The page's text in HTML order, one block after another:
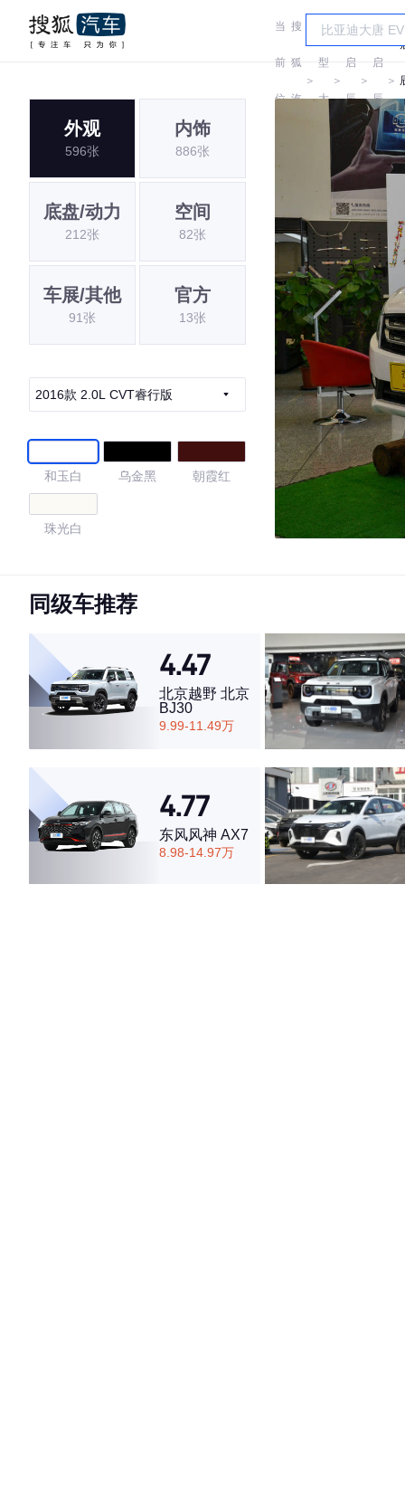
当
前
位
搜
狐
汽
＞
车
型
大
＞
启
辰
＞
启
辰
＞
外观
596张
内饰
886张
底盘/动力
212张
空间
82张
车展/其他
91张
官方
13张
2016款 2.0L CVT睿行版
和玉白 乌金黑 朝霞红
珠光白
4.64
·外观表现一般，低于78%同级车
·内饰表现一般，低于81%同级车
·空间表现较为优秀，优于72%同级车
同级车推荐
4.47
北京越野 北京
BJ30
9.99-11.49万
4.77
东风风神 AX7
8.98-14.97万